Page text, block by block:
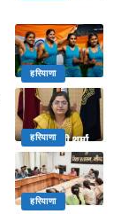
हरियाणा
हरियाणा
हरियाणा